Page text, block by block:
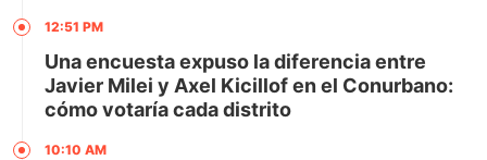
12:51 PM
Una encuesta expuso la diferencia entre
Javier Milei y Axel Kicillof en el Conurbano:
cómo votaría cada distrito
10:10 AM